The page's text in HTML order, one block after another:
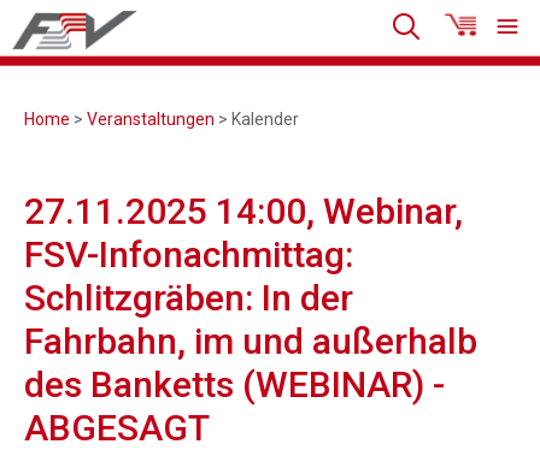
Home > Veranstaltungen > Kalender
27.11.2025 14:00, Webinar,
FSV-Infonachmittag:
Schlitzgräben: In der
Fahrbahn, im und außerhalb
des Banketts (WEBINAR) -
ABGESAGT